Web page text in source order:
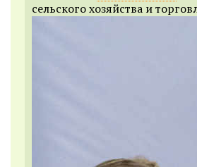
сельского хозяйства и